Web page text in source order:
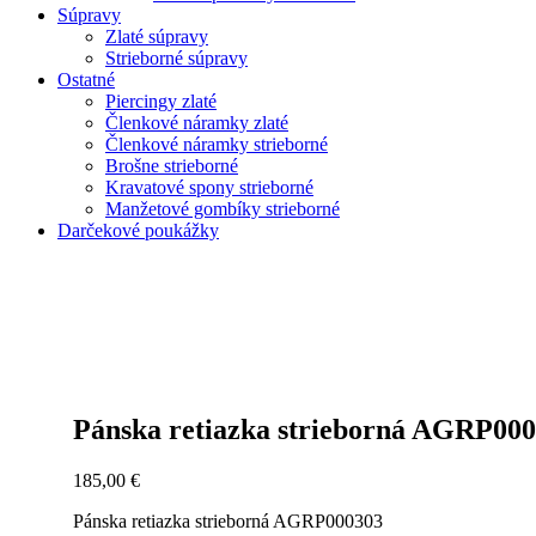
Súpravy
Zlaté súpravy
Strieborné súpravy
Ostatné
Piercingy zlaté
Členkové náramky zlaté
Členkové náramky strieborné
Brošne strieborné
Kravatové spony strieborné
Manžetové gombíky strieborné
Darčekové poukážky
Pánska retiazka strieborná
185,00€
Pánska retiazka strieborná AGRP000303